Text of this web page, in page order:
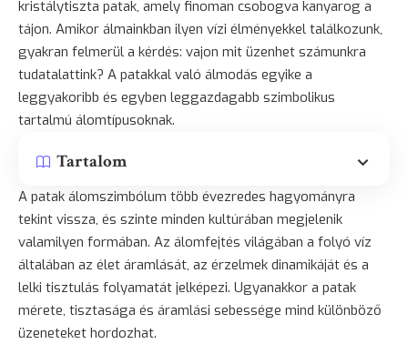
kristálytiszta patak, amely finoman csobogva kanyarog a
tájon. Amikor álmainkban ilyen vízi élményekkel találkozunk,
gyakran felmerül a kérdés: vajon mit üzenhet számunkra
tudatalattink? A patakkal való álmodás egyike a
leggyakoribb és egyben leggazdagabb szimbolikus
tartalmú álomtípusoknak.
Tartalom
A patak álomszimbólum több évezredes hagyományra
tekint vissza, és szinte minden kultúrában megjelenik
valamilyen formában. Az álomfejtés világában a folyó víz
általában az élet áramlását, az érzelmek dinamikáját és a
lelki tisztulás folyamatát jelképezi. Ugyanakkor a patak
mérete, tisztasága és áramlási sebessége mind különböző
üzeneteket hordozhat.